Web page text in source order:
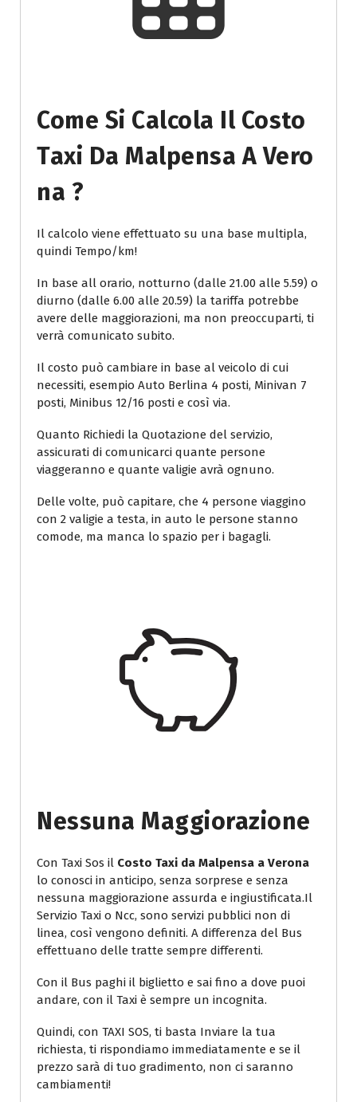
Come Si Calcola Il Costo
Taxi Da Malpensa A Vero
Na ?
Il calcolo viene effettuato su una base multipla,
quindi Tempo/km!
In base all orario, notturno (dalle 21.00 alle 5.59) o
diurno (dalle 6.00 alle 20.59) la tariffa potrebbe
avere delle maggiorazioni, ma non preoccuparti, ti
verrà comunicato subito.
Il costo può cambiare in base al veicolo di cui
necessiti, esempio Auto Berlina 4 posti, Minivan 7
posti, Minibus 12/16 posti e così via.
Quanto Richiedi la Quotazione del servizio,
assicurati di comunicarci quante persone
viaggeranno e quante valigie avrà ognuno.
Delle volte, può capitare, che 4 persone viaggino
con 2 valigie a testa, in auto le persone stanno
comode, ma manca lo spazio per i bagagli.
Nessuna Maggiorazione
Con Taxi Sos il Costo Taxi da Malpensa a Verona
lo conosci in anticipo, senza sorprese e senza
nessuna maggiorazione assurda e ingiustificata.Il
Servizio Taxi o Ncc, sono servizi pubblici non di
linea, così vengono definiti. A differenza del Bus
effettuano delle tratte sempre differenti.
Con il Bus paghi il biglietto e sai fino a dove puoi
andare, con il Taxi è sempre un incognita.
Quindi, con TAXI SOS, ti basta Inviare la tua
richiesta, ti rispondiamo immediatamente e se il
prezzo sarà di tuo gradimento, non ci saranno
cambiamenti!